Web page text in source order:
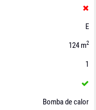
E
124 m2
1
Bomba de calor